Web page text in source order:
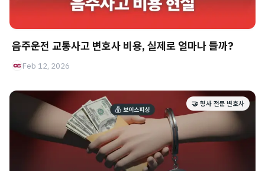
음주운전 교통사고 변호사 비용, 실제로 얼마나 들까?
Feb 12, 2026
🤝 형사 전문 변호사